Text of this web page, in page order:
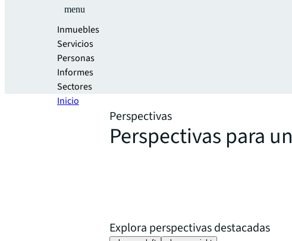
menu
Inmuebles
Servicios
Personas
Informes
Sectores
Inicio
Perspectivas
Perspectivas para un
Explora perspectivas destacadas